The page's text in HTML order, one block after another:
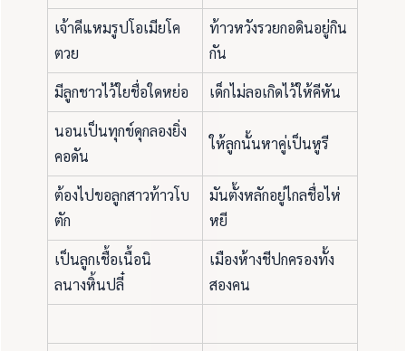
เจ้าคีแหมรูปโอเมียโค
ตวย
ท้าวหวังรวยกอดินอยู่กิน
กัน
มีลูกชาวไว้ใยชื่อใดหย่อ เด็กไม่ลอเกิดไว้ให้คีหัน
นอนเป็นทุกข์ดุกลองยิ่ง
คอดัน
ให้ลูกนั้นหาคู่เป็นหูรี
ต้องไปขอลูกสาวท้าวโบ
ตัก
มันตั้งหลักอยู่ไกลชื่อไห่
หยี
เป็นลูกเชื้อเนื้อนิ
ลนางหิ้นปลี๋
เมืองห้างชีปกครองทั้ง
สองคน